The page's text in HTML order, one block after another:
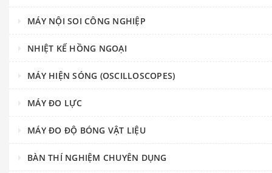
MÁY NỘI SOI CÔNG NGHIỆP
NHIỆT KẾ HỒNG NGOẠI
MÁY HIỆN SÓNG (OSCILLOSCOPES)
MÁY ĐO LỰC
MÁY ĐO ĐỘ BÓNG VẬT LIỆU
BÀN THÍ NGHIỆM CHUYÊN DỤNG